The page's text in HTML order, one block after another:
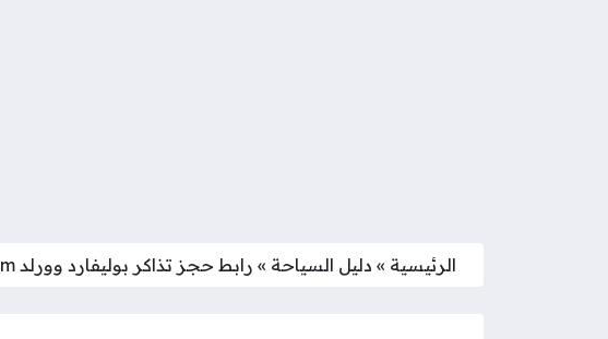
الرئيسية » دليل السياحة » رابط حجز تذاكر بوليفارد وورلد webook.com